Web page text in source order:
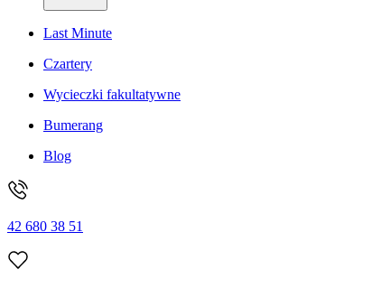
Last Minute
Czartery
Wycieczki fakultatywne
Bumerang
Blog
42 680 38 51